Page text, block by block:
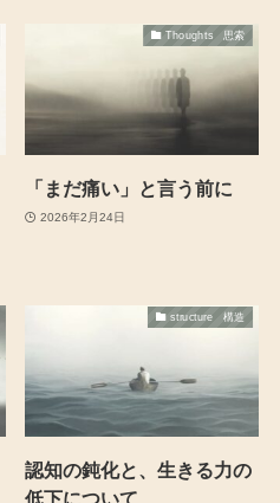
Thoughts 思索
「まだ痛い」と言う前に
2026年2月24日
structure 構造
認知の鈍化と、生きる力の
低下について